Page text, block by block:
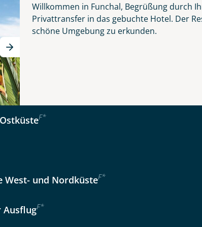
Reisen auf der Merkliste
schönste Blume des Atlantiks
wählen
Auswahl übernehmen
Willkommen in Funchal, Begrüßung durch
Privattransfer in das gebuchte Hotel. Der
schöne Umgebung zu erkunden.
F*
West- und NordküsteF*
AusflugF*